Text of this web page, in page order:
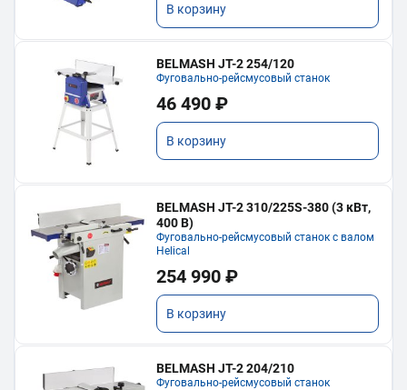
В корзину
BELMASH JT-2 254/120
Фуговально-рейсмусовый станок
46 490 ₽
В корзину
BELMASH JT-2 310/225S-380 (3 кВт,
400 В)
Фуговально-рейсмусовый станок с валом
Helical
254 990 ₽
В корзину
BELMASH JT-2 204/210
Фуговально-рейсмусовый станок